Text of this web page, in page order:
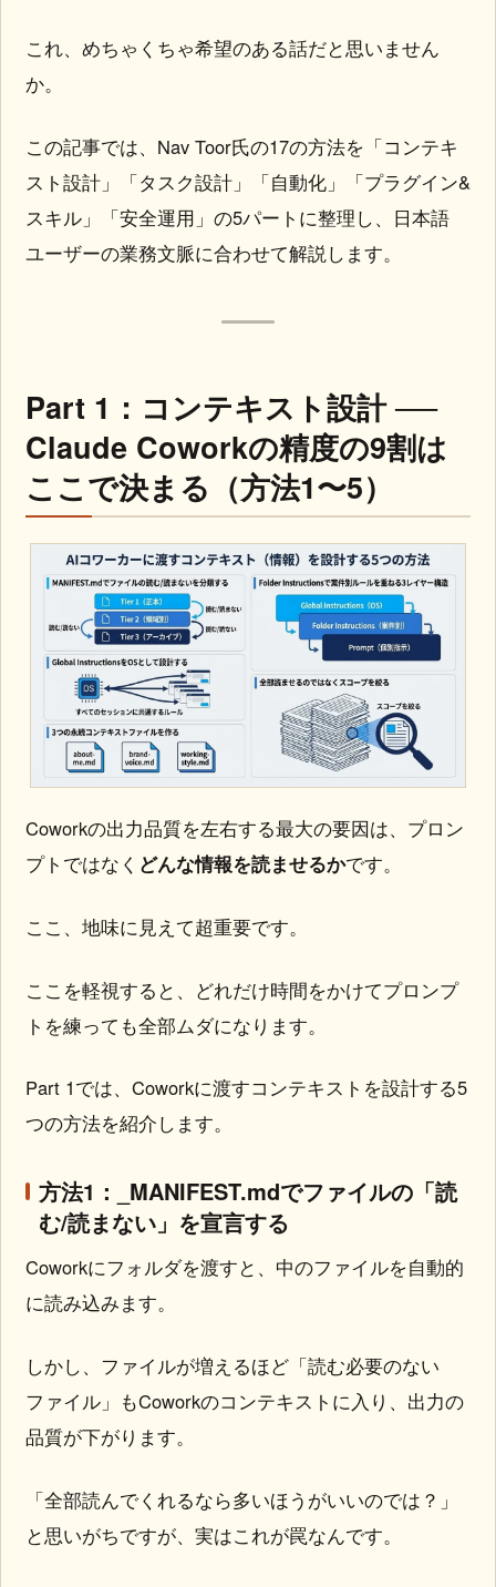
これ、めちゃくちゃ希望のある話だと思いません
か。
この記事では、Nav Toor氏の17の方法を「コンテキ
スト設計」「タスク設計」「自動化」「プラグイン&
スキル」「安全運用」の5パートに整理し、日本語
ユーザーの業務文脈に合わせて解説します。
Part 1：コンテキスト設計 ──
Claude Coworkの精度の9割は
ここで決まる（方法1〜5）
Coworkの出力品質を左右する最大の要因は、プロン
プトではなく どんな情報を読ませるかです。
ここ、地味に見えて超重要です。
ここを軽視すると、どれだけ時間をかけてプロンプ
トを練っても全部ムダになります。
Part 1では、Coworkに渡すコンテキストを設計する5
つの方法を紹介します。
方法1：_MANIFEST.mdでファイルの「読
む/読まない」を宣言する
Coworkにフォルダを渡すと、中のファイルを自動的
に読み込みます。
しかし、ファイルが増えるほど「読む必要のない
ファイル」もCoworkのコンテキストに入り、出力の
品質が下がります。
「全部読んでくれるなら多いほうがいいのでは？」
と思いがちですが、実はこれが罠なんです。